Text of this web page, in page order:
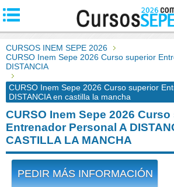
CURSOS INEM SEPE 2026
CURSO Inem Sepe 2026 Curso superior
DISTANCIA
CURSO Inem Sepe 2026 Curso superior
DISTANCIA en castilla la mancha
CURSO Inem Sepe 2026
Entrenador Personal A
CASTILLA LA MANCHA
PEDIR MÁS INFORMACIÓN